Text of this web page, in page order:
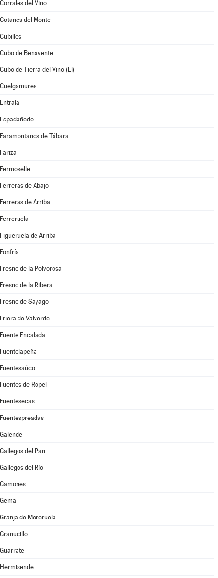
Corrales del Vino
Cotanes del Monte
Cubillos
Cubo de Benavente
Cubo de Tierra del Vino (El)
Cuelgamures
Entrala
Espadañedo
Faramontanos de Tábara
Fariza
Fermoselle
Ferreras de Abajo
Ferreras de Arriba
Ferreruela
Figueruela de Arriba
Fonfría
Fresno de la Polvorosa
Fresno de la Ribera
Fresno de Sayago
Friera de Valverde
Fuente Encalada
Fuentelapeña
Fuentesaúco
Fuentes de Ropel
Fuentesecas
Fuentespreadas
Galende
Gallegos del Pan
Gallegos del Río
Gamones
Gema
Granja de Moreruela
Granucillo
Guarrate
Hermisende